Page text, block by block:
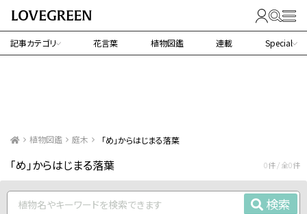
記事カテゴリ 花言葉 植物図鑑 連載 Special
植物図鑑 庭木 「め」からはじまる落葉
「め」からはじまる落葉 0件 / 全0件
検索